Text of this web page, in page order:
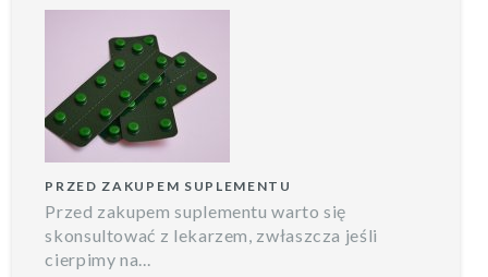
PRZED ZAKUPEM SUPLEMENTU
Przed zakupem suplementu warto się
skonsultować z lekarzem, zwłaszcza jeśli
cierpimy na...